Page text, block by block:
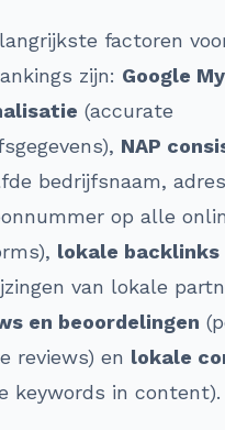
factoren
zijn: Google
(accurate
NAP
bedrijfsnaam,
op alle
lokale backlinks
van lokale
en beoordelingen
reviews) en lokale
keywords in content).